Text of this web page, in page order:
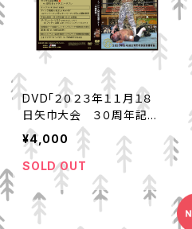
DVD「２０２３年１１月１８
日矢巾大会 ３０周年記念
ツアー～金城鉄壁～」
¥4,000
SOLD OUT